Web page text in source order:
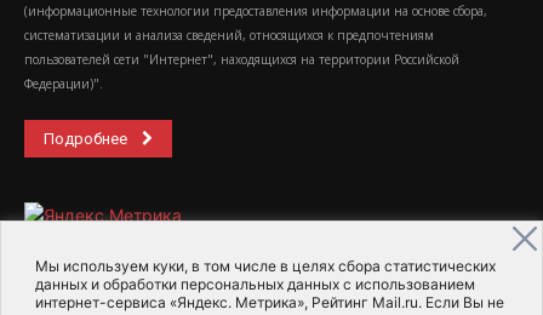
Мы используем куки, в том числе в целях сбора статистических
данных и обработки персональных данных с использованием
интернет-сервиса «Яндекс. Метрика», Рейтинг Mail.ru. Если Вы не
(информационные технологии предоставления информации на основе сбора,
систематизации и анализа сведений, относящихся к предпочтениям
пользователей сети "Интернет", находящихся на территории Российской
Федерации)".
Подробнее